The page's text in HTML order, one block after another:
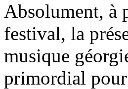
Absolument, à
festival, la
musique
primordial